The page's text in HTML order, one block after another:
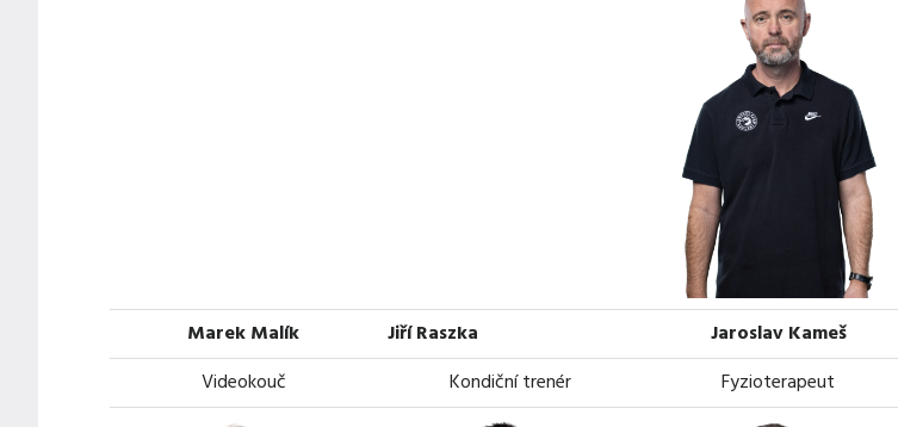
Marek Malík Jiří Raszka
Jaroslav Kameš
Videokouč
Kondiční trenér Fyzioterapeut